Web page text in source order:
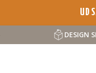
DESIGN